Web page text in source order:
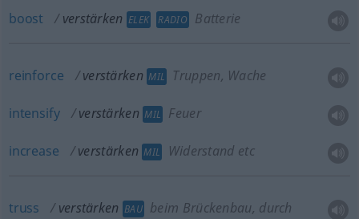
boost verstärken ELEK RADIO Batterie
reinforce verstärken MIL Truppen, Wache
intensify verstärken MIL Feuer
increase verstärken MIL Widerstand etc
truss verstärken BAU beim Brückenbau, durch